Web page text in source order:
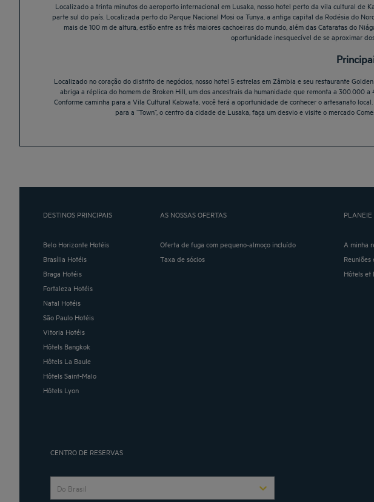
Localizado a trinta minutos do aeroporto internacional em Lusaka, nosso hotel perto da vila cultural de
parte sul do país. Localizada perto do Parque Nacional Mosi oa Tunya, a antiga capital da Rodésia do
mais de 100 m de altura, estão entre as três maiores cachoeiras do mundo, além das Cataratas do
oportunidade inesquecível de se aproximar
Localizado no coração do distrito de negócios, nosso hotel 5 estrelas em Zâmbia e seu restaurante
abriga a réplica do homem de Broken Hill, um dos ancestrais da humanidade que remonta a 300.000
Conforme caminha para a Vila Cultural Kabwata, você terá a oportunidade de conhecer o artesanato
para a “Town”, o centro da cidade de Lusaka, faça um desvio e visite o mercado
DESTINOS PRINCIPAIS
Belo Horizonte Hotéis
Brasília Hotéis
Braga Hotéis
Fortaleza Hotéis
Natal Hotéis
São Paulo Hotéis
Vitoria Hotéis
Hôtels Bangkok
Hôtels La Baule
Hôtels Saint-Malo
Hôtels Lyon
AS NOSSAS OFERTAS
Oferta de fuga com pequeno-almoço incluído
Taxa de sócios
A minha
Hôtels
CENTRO DE RESERVAS
Do Brasil